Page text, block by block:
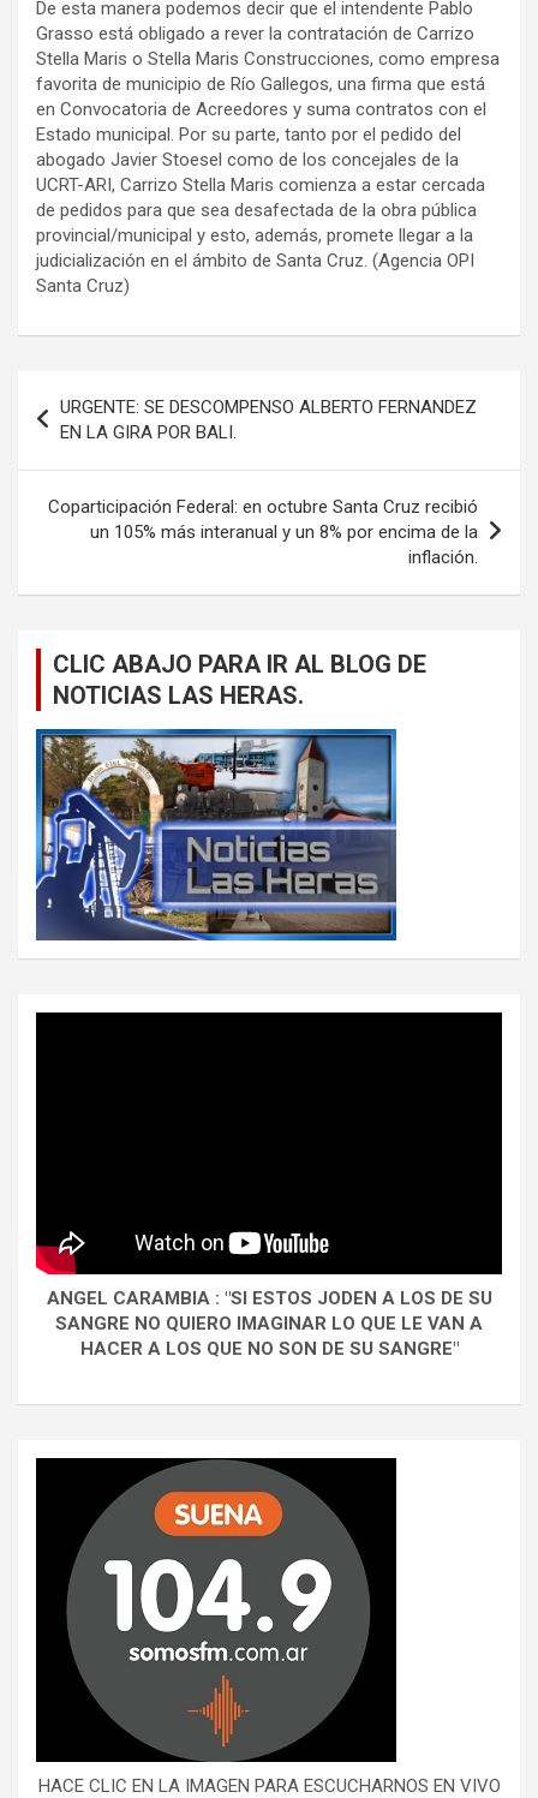
De esta manera podemos decir que el intendente Pablo
Grasso está obligado a rever la contratación de Carrizo
Stella Maris o Stella Maris Construcciones, como empresa
favorita de municipio de Río Gallegos, una firma que está
en Convocatoria de Acreedores y suma contratos con el
Estado municipal. Por su parte, tanto por el pedido del
abogado Javier Stoesel como de los concejales de la
UCRT-ARI, Carrizo Stella Maris comienza a estar cercada
de pedidos para que sea desafectada de la obra pública
provincial/municipal y esto, además, promete llegar a la
judicialización en el ámbito de Santa Cruz. (Agencia OPI
Santa Cruz)
de
entradas
URGENTE: SE DESCOMPENSO ALBERTO FERNANDEZ
EN LA GIRA POR BALI.
Coparticipación Federal: en octubre Santa Cruz recibió
un 105% más interanual y un 8% por encima de la
inflación.
CLIC ABAJO PARA IR AL BLOG DE
NOTICIAS LAS HERAS.
ANGEL CARAMBIA : "SI ESTOS JODEN A LOS DE SU
SANGRE NO QUIERO IMAGINAR LO QUE LE VAN A
HACER A LOS QUE NO SON DE SU SANGRE"
HACE CLIC EN LA IMAGEN PARA ESCUCHARNOS EN VIVO